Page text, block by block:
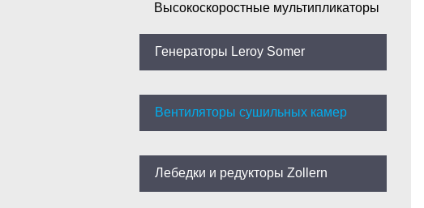
Высокоскоростные мультипликаторы
Генераторы Leroy Somer
Вентиляторы сушильных камер
Лебедки и редукторы Zollern